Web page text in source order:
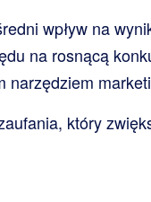
wpływ na
na rosnącą
narzędziem
który